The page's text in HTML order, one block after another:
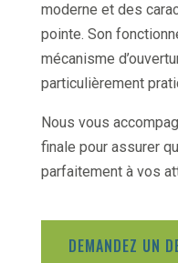
moderne et des
pointe. Son
mécanisme
particulièrement
Nous vous
finale pour assurer
parfaitement à vos
DEMANDEZ UN